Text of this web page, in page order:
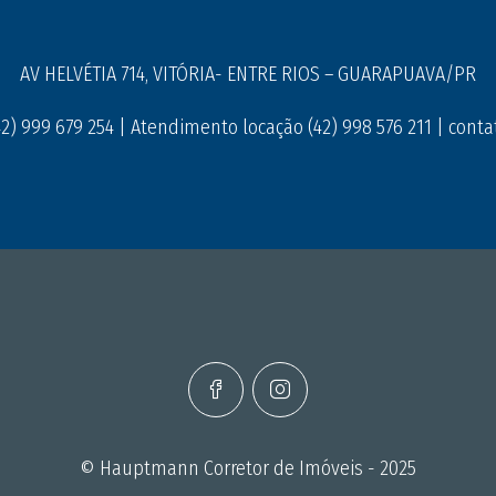
AV HELVÉTIA 714, VITÓRIA- ENTRE RIOS – GUARAPUAVA/PR
999 679 254 | Atendimento locação (42) 998 576 211 |
© Hauptmann Corretor de Imóveis - 2025